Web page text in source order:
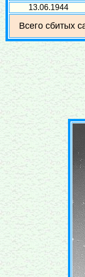
13.06.1944
Всего сбитых